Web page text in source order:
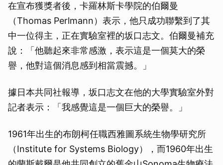
在宣布獲獎者後，卡羅林斯卡學院的伯爾曼
（Thomas Perlmann）表示，他只成功聯繫到了其
中一位得主，正在實驗室裡的坂口志文。伯爾曼補充
說：「他聽起來非常感激，表示這是一個莫大的榮
譽，他對這個消息感到相當震撼。」
據日本共同社報導，坂口志文在他的大學實驗室外對
記者表示：「我感覺這是一個巨大的榮譽。」
1961年出生的布朗柯任職西雅圖系統生物學研究所
（Institute for Systems Biology），而1960年出生